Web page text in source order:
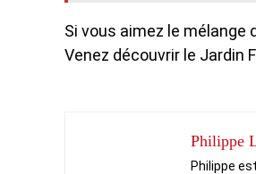
Si vous aimez le mélange
Venez découvrir le Jardin
Philippe
Philippe